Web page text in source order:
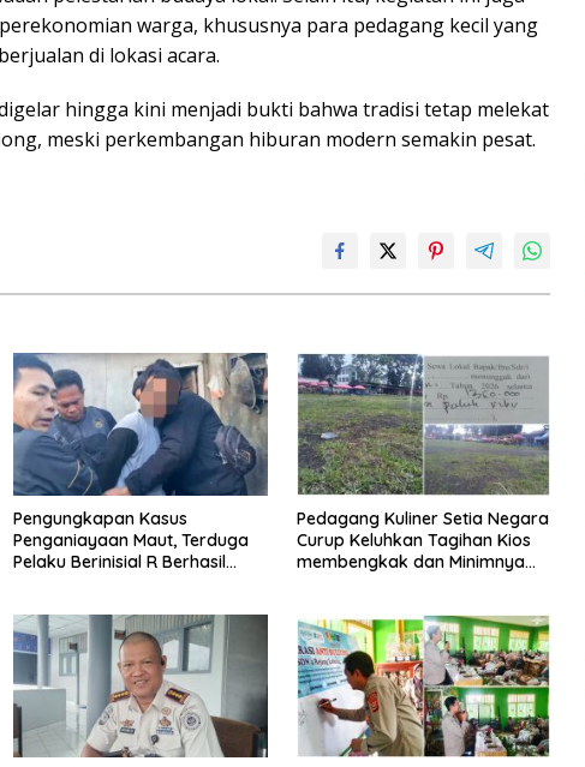
warga, khususnya para pedagang kecil yang
di lokasi acara.
hingga kini menjadi bukti bahwa tradisi tetap melekat
meski perkembangan hiburan modern semakin pesat.
Pengungkapan Kasus
Penganiayaan Maut, Terduga
Pelaku Berinisial R Berhasil
Pedagang Kuliner Setia Negara
Curup Keluhkan Tagihan Kios
membengkak dan Minimnya